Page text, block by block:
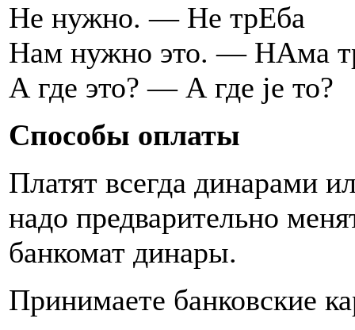
Не нужно. — Не трЕба
Нам нужно это. — НАма
А где это? — А где jе то?
Способы оплаты
Платят всегда динарами
надо предварительно
банкомат динары.
Принимаете банковские